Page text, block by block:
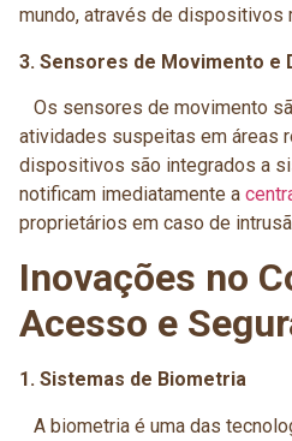
mundo, através de dispositivos
3. Sensores de Movimento e
Os sensores de movimento
atividades suspeitas em áreas
dispositivos são integrados a
notificam imediatamente a
proprietários em caso de
Inovações no
Acesso e
1. Sistemas de Biometria
A biometria é uma das